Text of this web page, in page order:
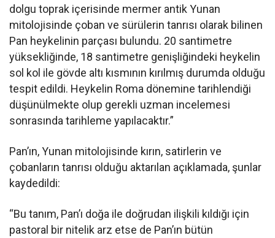
dolgu toprak içerisinde mermer antik Yunan
mitolojisinde çoban ve sürülerin tanrısı olarak bilinen
Pan heykelinin parçası bulundu. 20 santimetre
yüksekliğinde, 18 santimetre genişliğindeki heykelin
sol kol ile gövde altı kısmının kırılmış durumda olduğu
tespit edildi. Heykelin Roma dönemine tarihlendiği
düşünülmekte olup gerekli uzman incelemesi
sonrasında tarihleme yapılacaktır.”
Pan’ın, Yunan mitolojisinde kırın, satirlerin ve
çobanların tanrısı olduğu aktarılan açıklamada, şunlar
kaydedildi:
“Bu tanım, Pan’ı doğa ile doğrudan ilişkili kıldığı için
pastoral bir nitelik arz etse de Pan’ın bütün